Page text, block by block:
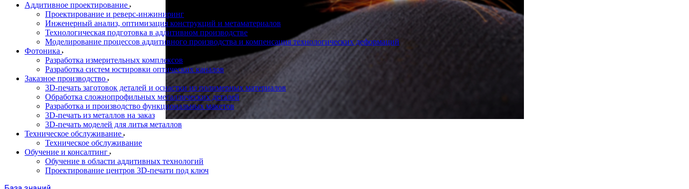
Аддитивное проектирование
Проектирование и реверс-инжиниринг
Инженерный анализ, оптимизация конструкций и метаматериалов
Технологическая подготовка в аддитивном производстве
Моделирование процессов аддитивного производства и компенсация технологических деформаций
Фотоника
Разработка измерительных комплексов
Разработка систем юстировки оптических каналов
Заказное производство
3D-печать заготовок деталей и оснастки из полимерных материалов
Обработка сложнопрофильных металлических деталей
Разработка и производство функциональных макетов
3D-печать из металлов на заказ
3D-печать моделей для литья металлов
Техническое обслуживание
Техническое обслуживание
Обучение и консалтинг
Обучение в области аддитивных технологий
Проектирование центров 3D-печати под ключ